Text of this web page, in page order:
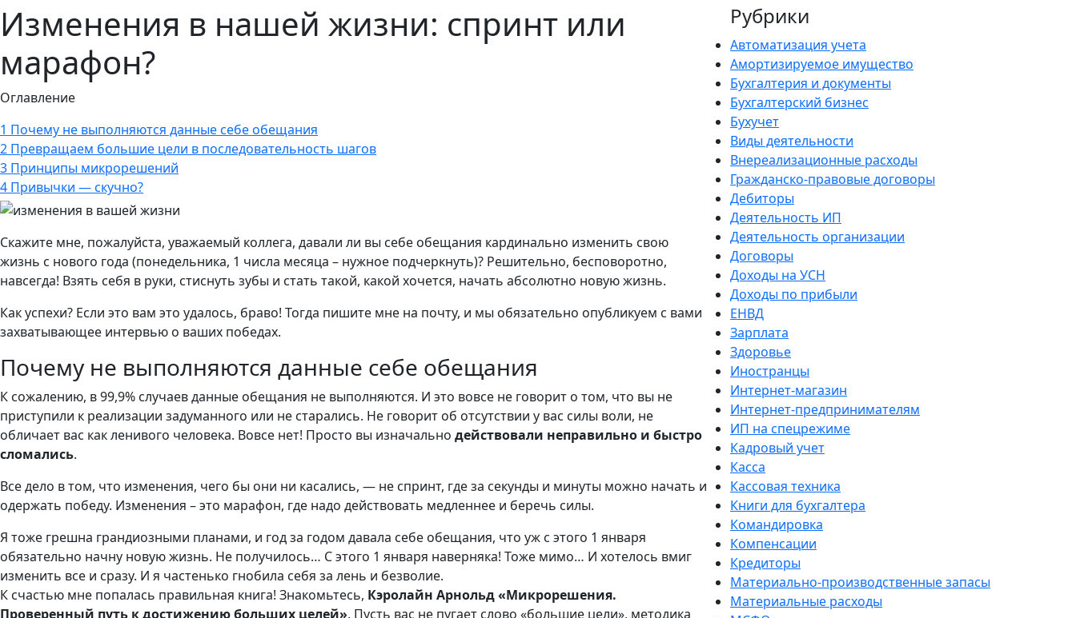
Изменения в нашей жизни: спринт или
марафон?
Оглавление
1 Почему не выполняются данные себе обещания
2 Превращаем большие цели в последовательность шагов
3 Принципы микрорешений
4 Привычки — скучно?
Скажите мне, пожалуйста, уважаемый коллега, давали ли вы себе обещания кардинально изменить свою
жизнь с нового года (понедельника, 1 числа месяца – нужное подчеркнуть)? Решительно, бесповоротно,
навсегда! Взять себя в руки, стиснуть зубы и стать такой, какой хочется, начать абсолютно новую жизнь.
Как успехи? Если это вам это удалось, браво! Тогда пишите мне на почту, и мы обязательно опубликуем с вами
захватывающее интервью о ваших победах.
Почему не выполняются данные себе обещания
К сожалению, в 99,9% случаев данные обещания не выполняются. И это вовсе не говорит о том, что вы не
приступили к реализации задуманного или не старались. Не говорит об отсутствии у вас силы воли, не
обличает вас как ленивого человека. Вовсе нет! Просто вы изначально действовали неправильно и быстро
сломались.
Все дело в том, что изменения, чего бы они ни касались, — не спринт, где за секунды и минуты можно начать и
одержать победу. Изменения – это марафон, где надо действовать медленнее и беречь силы.
Я тоже грешна грандиозными планами, и год за годом давала себе обещания, что уж с этого 1 января
обязательно начну новую жизнь. Не получилось… С этого 1 января наверняка! Тоже мимо… И хотелось вмиг
изменить все и сразу. И я частенько гнобила себя за лень и безволие.
К счастью мне попалась правильная книга! Знакомьтесь, Кэролайн Арнольд «Микрорешения.
Проверенный путь к достижению больших целей». Пусть вас не пугает слово «большие цели», методика
Рубрики
Автоматизация учета
Амортизируемое имущество
Бухгалтерия и документы
Бухгалтерский бизнес
Бухучет
Виды деятельности
Внереализационные расходы
Гражданско-правовые договоры
Дебиторы
Деятельность ИП
Деятельность организации
Договоры
Доходы на УСН
Доходы по прибыли
ЕНВД
Зарплата
Здоровье
Иностранцы
Интернет-магазин
Интернет-предпринимателям
ИП на спецрежиме
Кадровый учет
Касса
Кассовая техника
Книги для бухгалтера
Командировка
Компенсации
Кредиторы
Материально-производственные запасы
Материальные расходы